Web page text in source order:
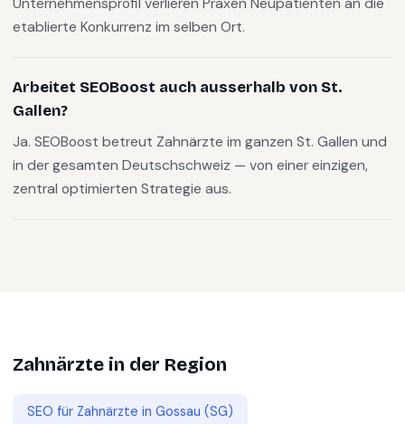
etablierte Konkurrenz im selben Ort.
Arbeitet SEOBoost auch ausserhalb von St.
Gallen?
Ja. SEOBoost betreut Zahnärzte im ganzen St. Gallen und
in der gesamten Deutschschweiz — von einer einzigen,
zentral optimierten Strategie aus.
Zahnärzte in der Region
SEO für Zahnärzte in Gossau (SG)